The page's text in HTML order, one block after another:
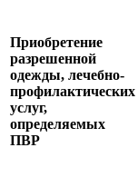
Приобретение
разрешенной
одежды, лечебно-
профилактических
услуг,
определяемых
ПВР